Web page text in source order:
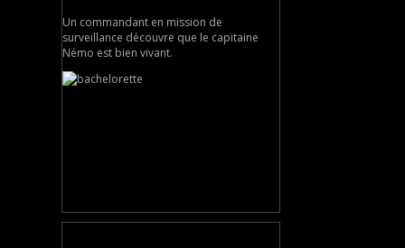
Un commandant en mission de
surveillance découvre que le capitaine
Némo est bien vivant.